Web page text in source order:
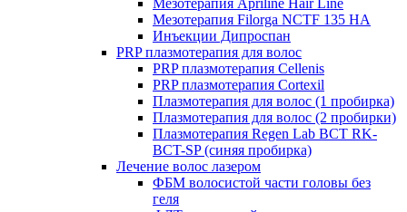
Мезотерапия Apriline Hair Line
Мезотерапия Filorga NCTF 135 HA
Инъекции Дипроспан
PRP плазмотерапия для волос
PRP плазмотерапия Cellenis
PRP плазмотерапия Cortexil
Плазмотерапия для волос (1 пробирка)
Плазмотерапия для волос (2 пробирки)
Плазмотерапия Regen Lab BCT RK-
BCT-SP (синяя пробирка)
Лечение волос лазером
ФБМ волосистой части головы без
геля